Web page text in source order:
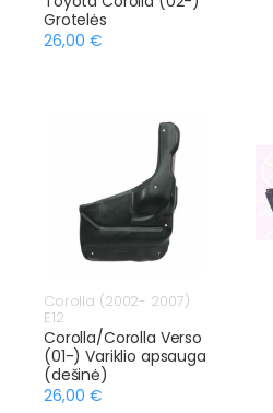
Grotelės
26,00 €
Corolla (2002- 2007)
E12
Corolla/Corolla Verso
(01-) Variklio apsauga
(dešinė)
26,00 €